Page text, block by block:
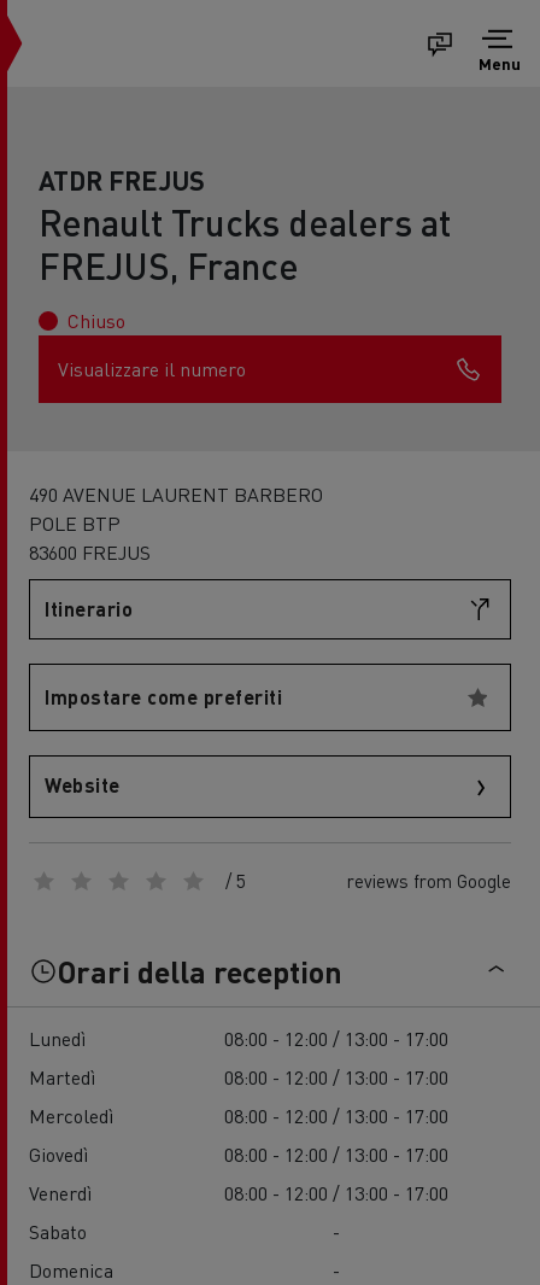
Menu
ATDR FREJUS
Renault Trucks dealers at
FREJUS, France
Chiuso
Visualizzare il numero
490 AVENUE LAURENT BARBERO
POLE BTP
83600 FREJUS
Itinerario
Impostare come preferiti
Website
/ 5 reviews from Google
Orari della reception
Lunedì
08:00 - 12:00 / 13:00 - 17:00
Martedì
08:00 - 12:00 / 13:00 - 17:00
Mercoledì
08:00 - 12:00 / 13:00 - 17:00
Giovedì
08:00 - 12:00 / 13:00 - 17:00
Venerdì
08:00 - 12:00 / 13:00 - 17:00
Sabato
-
Domenica
-